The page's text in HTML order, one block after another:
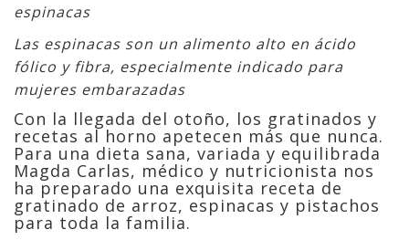
espinacas
Las espinacas son un alimento alto en ácido
fólico y fibra, especialmente indicado para
mujeres embarazadas
Con la llegada del otoño, los gratinados y
recetas al horno apetecen más que nunca.
Para una dieta sana, variada y equilibrada
Magda Carlas, médico y nutricionista nos
ha preparado una exquisita receta de
gratinado de arroz, espinacas y pistachos
para toda la familia.